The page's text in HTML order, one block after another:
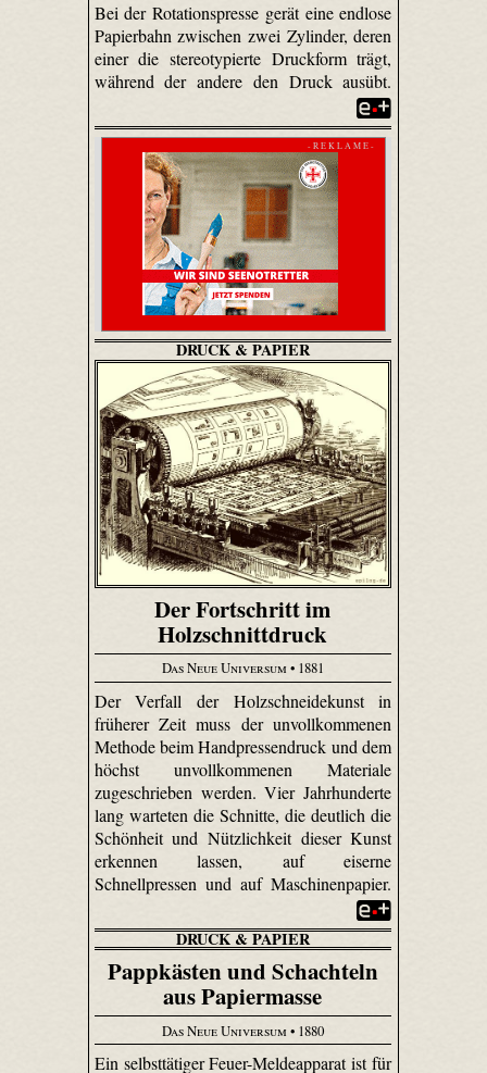
Bei der Rotationspresse gerät eine endlose
Papierbahn zwischen zwei Zylinder, deren
einer die stereotypierte Druckform trägt,
während der andere den Druck ausübt.
- R E K L A M E -
DRUCK & PAPIER
Der Fortschritt im
Holzschnittdruck
Das Neue Universum• 1881
Der Verfall der Holzschneidekunst in
früherer Zeit muss der unvollkommenen
Methode beim Handpressendruck und dem
höchst unvollkommenen Materiale
zugeschrieben werden. Vier Jahrhunderte
lang warteten die Schnitte, die deutlich die
Schönheit und Nützlichkeit dieser Kunst
erkennen lassen, auf eiserne
Schnellpressen und auf Maschinenpapier.
DRUCK & PAPIER
Pappkästen und Schachteln
aus Papiermasse
Das Neue Universum • 1880
Ein selbsttätiger Feuer-Meldeapparat ist für